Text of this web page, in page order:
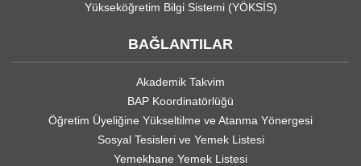
Yükseköğretim Bilgi Sistemi (YÖKSİS)
BAĞLANTILAR
Akademik Takvim
BAP Koordinatörlüğü
Öğretim Üyeliğine Yükseltilme ve Atanma Yönergesi
Sosyal Tesisleri ve Yemek Listesi
Yemekhane Yemek Listesi